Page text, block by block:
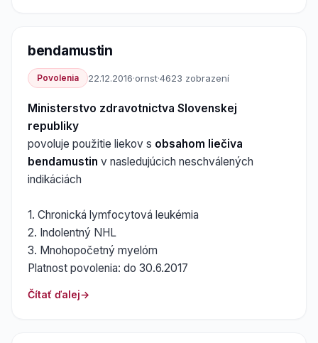
bendamustin
Povolenia 22.12.2016·ornst·4623 zobrazení
Ministerstvo zdravotnictva Slovenskej
republiky
povoluje použitie liekov s obsahom liečiva
bendamustin v nasledujúcich neschválených
indikáciách
1. Chronická lymfocytová leukémia
2. Indolentný NHL
3. Mnohopočetný myelóm
Platnost povolenia: do 30.6.2017
Čítať ďalej